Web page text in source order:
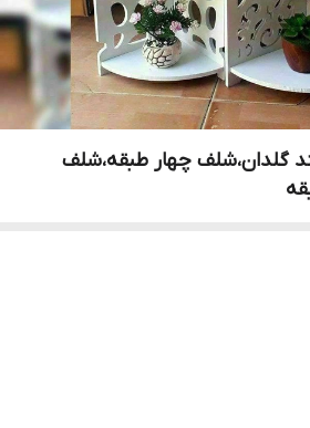
گلدان،شلف چهار طبقه،شلف